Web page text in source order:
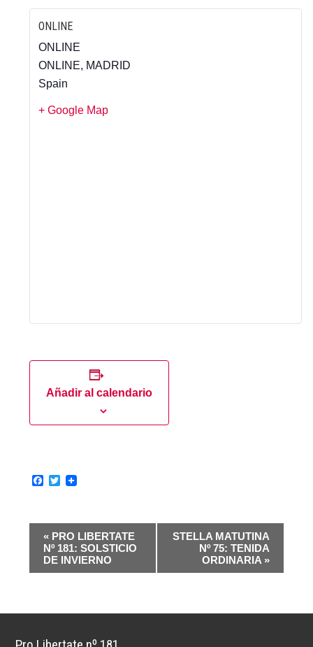
ONLINE
ONLINE
ONLINE, MADRID
Spain
+ Google Map
Añadir al calendario
Facebook
Twitter
e
c
« PRO LIBERTATE
Nº 181: SOLSTICIO
DE INVIERNO
STELLA MATUTINA
Nº 75: TENIDA
ORDINARIA »